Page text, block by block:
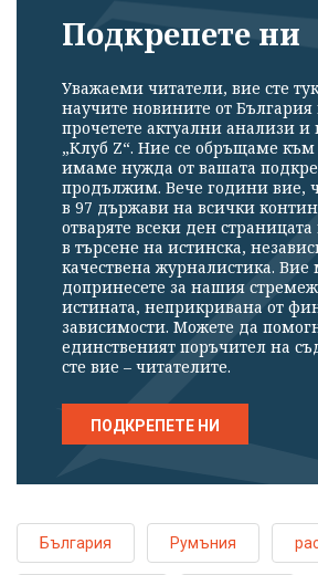
Подкрепете ни
Уважаеми читатели, вие сте
научите новините от България
прочетете актуални анализи и
„Клуб Z“. Ние се обръщаме към
имаме нужда от вашата
продължим. Вече години вие,
в 97 държави на всички
отваряте всеки ден
в търсене на истинска,
качествена журналистика. Вие
допринесете за нашия
истината, неприкривана от
зависимости. Можете да
единственият поръчител на
сте вие – читателите.
ПОДКРЕПЕТЕ НИ
България Румъния